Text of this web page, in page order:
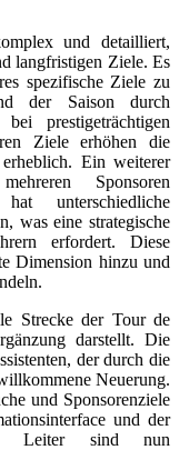
und detailliert,
langfristigen Ziele. Es
spezifische Ziele zu
der Saison durch
prestigeträchtigen
Ziele erhöhen die
Ein weiterer
Sponsoren
unterschiedliche
was eine strategische
erfordert. Diese
Dimension hinzu und
Strecke der Tour de
darstellt. Die
der durch die
Neuerung.
und Sponsorenziele
und der
Leiter sind nun